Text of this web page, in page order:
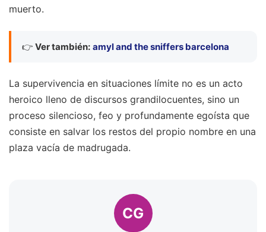
muerto.
👉 Ver también: amyl and the sniffers barcelona
La supervivencia en situaciones límite no es un acto
heroico lleno de discursos grandilocuentes, sino un
proceso silencioso, feo y profundamente egoísta que
consiste en salvar los restos del propio nombre en una
plaza vacía de madrugada.
CG